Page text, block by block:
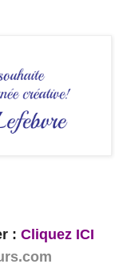
: Cliquez ICI